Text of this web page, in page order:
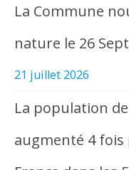
La Commune
nature le 26
21 juillet 2026
La population
augmenté 4 fois